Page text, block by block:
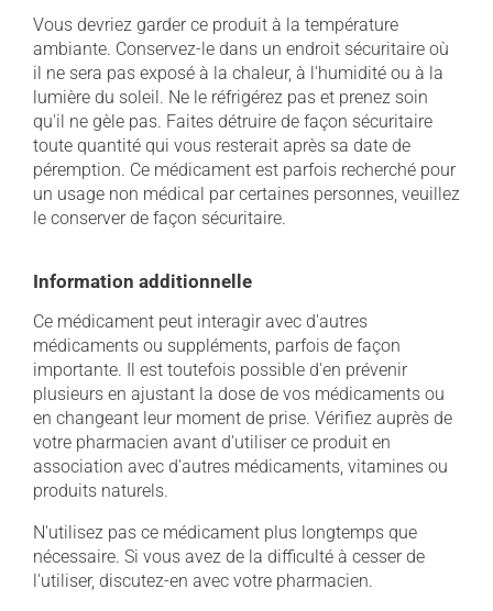
Vous devriez garder ce produit à la température
ambiante. Conservez-le dans un endroit sécuritaire où
il ne sera pas exposé à la chaleur, à l'humidité ou à la
lumière du soleil. Ne le réfrigérez pas et prenez soin
qu'il ne gèle pas. Faites détruire de façon sécuritaire
toute quantité qui vous resterait après sa date de
péremption. Ce médicament est parfois recherché pour
un usage non médical par certaines personnes, veuillez
le conserver de façon sécuritaire.
Information additionnelle
Ce médicament peut interagir avec d'autres
médicaments ou suppléments, parfois de façon
importante. Il est toutefois possible d'en prévenir
plusieurs en ajustant la dose de vos médicaments ou
en changeant leur moment de prise. Vérifiez auprès de
votre pharmacien avant d'utiliser ce produit en
association avec d'autres médicaments, vitamines ou
produits naturels.
N'utilisez pas ce médicament plus longtemps que
nécessaire. Si vous avez de la difficulté à cesser de
l'utiliser, discutez-en avec votre pharmacien.